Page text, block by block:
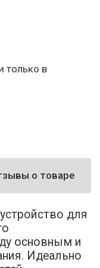
только в
о товаре
для
основным и
Идеально